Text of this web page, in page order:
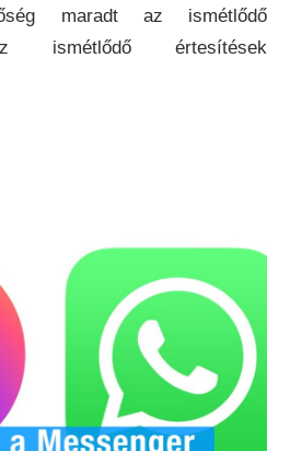
maradt az ismétlődő
ismétlődő értesítések